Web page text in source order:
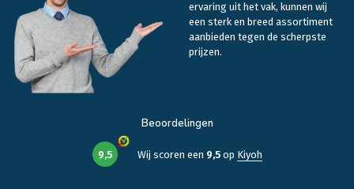
ervaring uit het vak, kunnen wij
een sterk en breed assortiment
aanbieden tegen de scherpste
prijzen.
Beoordelingen
9,5 Wij scoren een 9,5op Kiyoh